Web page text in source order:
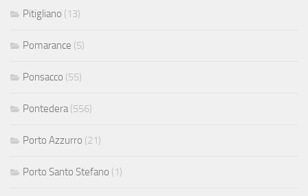
Pitigliano (13)
Pomarance (5)
Ponsacco (55)
Pontedera (556)
Porto Azzurro (21)
Porto Santo Stefano (1)